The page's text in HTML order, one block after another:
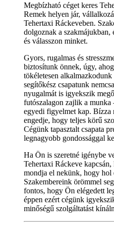
Megbízható céget keres
Remek helyen jár,
Tehertaxi Ráckeveben.
dolgoznak a szakmájukban,
és válasszon minket.
Gyors, rugalmas és
biztosítunk önnek, úgy,
tökéletesen
segítőkész csapatunk
nyugalmát is igyekszik
futószalagon zajlik a
egyedi figyelmet kap. Bízza
engedje, hogy teljes körű
Cégünk tapasztalt csapata
legnagyobb gondossággal
Ha Ön is szeretné igénybe
Tehertaxi Ráckeve
mondja el nekünk, hogy hol
Szakembereink örömmel
fontos, hogy Ön elégedett
éppen ezért cégünk
minőségű szolgáltatást